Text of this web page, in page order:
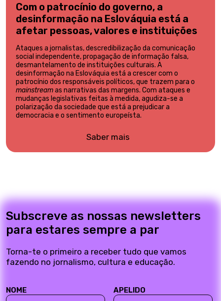
Com o patrocínio do governo, a
desinformação na Eslováquia está a
afetar pessoas, valores e instituições
Ataques a jornalistas, descredibilização da comunicação
social independente, propagação de informação falsa,
desmantelamento de instituições culturais. A
desinformação na Eslováquia está a crescer com o
patrocínio dos responsáveis políticos, que trazem para o
mainstreamas narrativas das margens. Com ataques e
mudanças legislativas feitas à medida, agudiza-se a
polarização da sociedade que está a prejudicar a
democracia e o sentimento europeísta.
Saber mais
Subscreve as nossas newsletters
para estares sempre a par
Torna-te o primeiro a receber tudo que vamos
fazendo no jornalismo, cultura e educação.
NOME APELIDO